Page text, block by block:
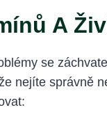
A
se
nejíte správně